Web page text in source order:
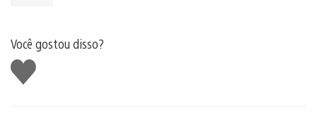
Você gostou disso?
Curtir